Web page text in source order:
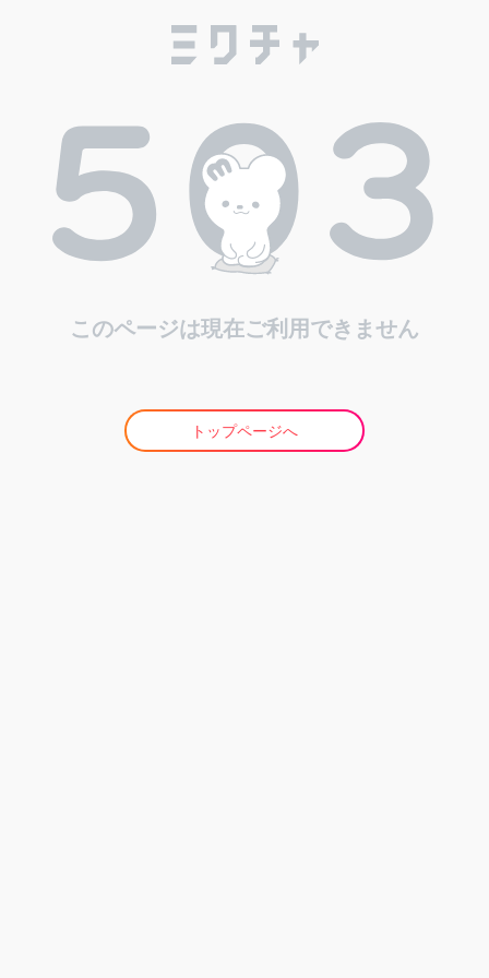
このページは現在ご利用できません